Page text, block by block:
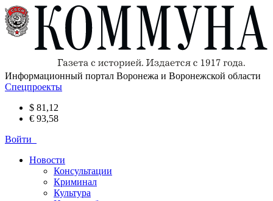
Информационный портал Воронежа и Воронежской области
Спецпроекты
$ 81,12
€ 93,58
Войти
Новости
Консультации
Криминал
Культура